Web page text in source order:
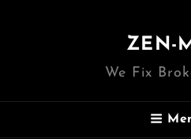
ZEN-
We Fix